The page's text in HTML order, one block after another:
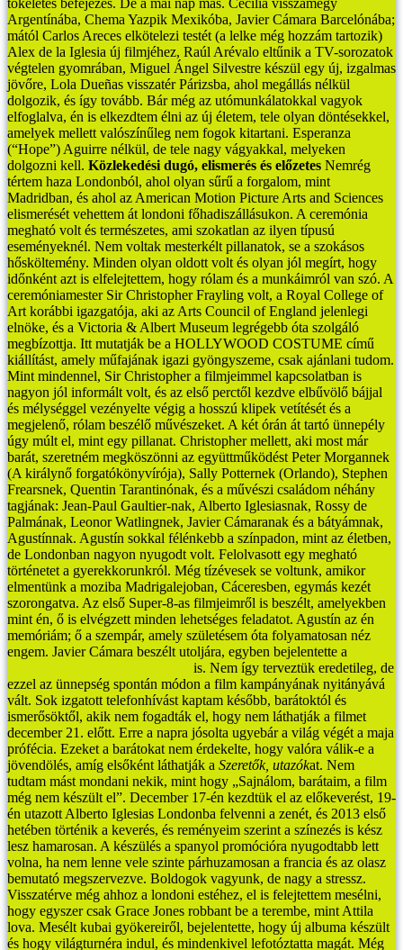
Argentínába, Chema Yazpik Mexikóba, Javier Cámara Barcelónába;
mától Carlos Areces elkötelezi testét (a lelke még hozzám tartozik)
Alex de la Iglesia új filmjéhez, Raúl Arévalo eltűnik a TV-sorozatok
végtelen gyomrában, Miguel Ángel Silvestre készül egy új, izgalmas
jövőre, Lola Dueñas visszatér Párizsba, ahol megállás nélkül
dolgozik, és így tovább. Bár még az utómunkálatokkal vagyok
elfoglalva, én is elkezdtem élni az új életem, tele olyan döntésekkel,
amelyek mellett valószínűleg nem fogok kitartani. Esperanza
(“Hope”) Aguirre nélkül, de tele nagy vágyakkal, melyeken
dolgozni kell. Közlekedési dugó, elismerés és előzetes Nemrég
tértem haza Londonból, ahol olyan sűrű a forgalom, mint
Madridban, és ahol az American Motion Picture Arts and Sciences
elismerését vehettem át londoni főhadiszállásukon. A ceremónia
megható volt és természetes, ami szokatlan az ilyen típusú
eseményeknél. Nem voltak mesterkélt pillanatok, se a szokásos
hősköltemény. Minden olyan oldott volt és olyan jól megírt, hogy
időnként azt is elfelejtettem, hogy rólam és a munkáimról van szó. A
ceremóniamester Sir Christopher Frayling volt, a Royal College of
Art korábbi igazgatója, aki az Arts Council of England jelenlegi
elnöke, és a Victoria & Albert Museum legrégebb óta szolgáló
megbízottja. Itt mutatják be a HOLLYWOOD COSTUME című
kiállítást, amely műfajának igazi gyöngyszeme, csak ajánlani tudom.
Mint mindennel, Sir Christopher a filmjeimmel kapcsolatban is
nagyon jól informált volt, és az első perctől kezdve elbűvölő bájjal
és mélységgel vezényelte végig a hosszú klipek vetítését és a
megjelenő, rólam beszélő művészeket. A két órán át tartó ünnepély
úgy múlt el, mint egy pillanat. Christopher mellett, aki most már
barát, szeretném megköszönni az együttműködést Peter Morgannek
(A királynő forgatókönyvírója), Sally Potternek (Orlando), Stephen
Frearsnek, Quentin Tarantinónak, és a művészi családom néhány
tagjának: Jean-Paul Gaultier-nak, Alberto Iglesiasnak, Rossy de
Palmának, Leonor Watlingnek, Javier Cámaranak és a bátyámnak,
Agustínnak. Agustín sokkal félénkebb a színpadon, mint az életben,
de Londonban nagyon nyugodt volt. Felolvasott egy megható
történetet a gyerekkorunkról. Még tízévesek se voltunk, amikor
elmentünk a moziba Madrigalejoban, Cáceresben, egymás kezét
szorongatva. Az első Super-8-as filmjeimről is beszélt, amelyekben
mint én, ő is elvégzett minden lehetséges feladatot. Agustín az én
memóriám; ő a szempár, amely születésem óta folyamatosan néz
engem. Javier Cámara beszélt utoljára, egyben bejelentette a
is. Nem így terveztük eredetileg, de
ezzel az ünnepség spontán módon a film kampányának nyitányává
vált. Sok izgatott telefonhívást kaptam később, barátoktól és
ismerősöktől, akik nem fogadták el, hogy nem láthatják a filmet
december 21. előtt. Erre a napra jósolta ugyebár a világ végét a maja
prófécia. Ezeket a barátokat nem érdekelte, hogy valóra válik-e a
jövendölés, amíg elsőként láthatják a Szeretők, utazókat. Nem
tudtam mást mondani nekik, mint hogy „Sajnálom, barátaim, a film
még nem készült el”. December 17-én kezdtük el az előkeverést, 19-
én utazott Alberto Iglesias Londonba felvenni a zenét, és 2013 első
hetében történik a keverés, és reményeim szerint a színezés is kész
lesz hamarosan. A készülés a spanyol promócióra nyugodtabb lett
volna, ha nem lenne vele szinte párhuzamosan a francia és az olasz
bemutató megszervezve. Boldogok vagyunk, de nagy a stressz.
Visszatérve még ahhoz a londoni estéhez, el is felejtettem mesélni,
hogy egyszer csak Grace Jones robbant be a terembe, mint Attila
lova. Mesélt kubai gyökereiről, bejelentette, hogy új albuma készült
és hogy világturnéra indul, és mindenkivel lefotóztatta magát. Még